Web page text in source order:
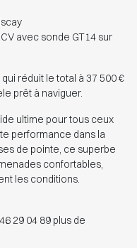
avec sonde GT14 sur
réduit le total à 37 500 €
prêt à naviguer.
ultime pour tous ceux
performance dans la
de pointe, ce superbe
confortables,
les conditions.
29 04 89 plus de